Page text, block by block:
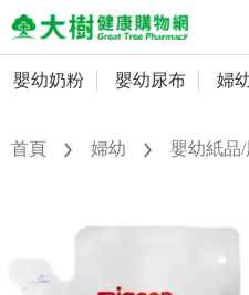
嬰幼奶粉
嬰幼尿布
抗菌 尿布 大樹獨家 益
會員資料及密碼修改
常用收件人清單
嬰幼奶粉 嬰幼尿布 婦
首頁 婦幼 嬰幼紙品/